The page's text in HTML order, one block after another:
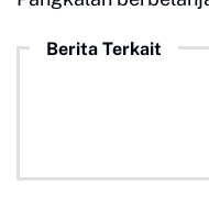
Berita Terkait